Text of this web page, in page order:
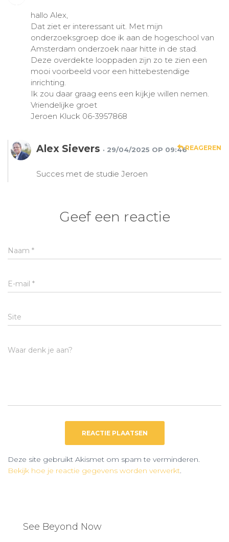
hallo Alex,
Dat ziet er interessant uit. Met mijn
onderzoeksgroep doe ik aan de hogeschool van
Amsterdam onderzoek naar hitte in de stad.
Deze overdekte looppaden zijn zo te zien een
mooi voorbeeld voor een hittebestendige
inrichting.
Ik zou daar graag eens een kijkje willen nemen.
Vriendelijke groet
Jeroen Kluck 06-3957868
Alex Sievers · 29/04/2025 OP 09:46
Succes met de studie Jeroen
REAGEREN
Geef een reactie
Naam *
E-mail *
Site
Waar denk je aan?
Deze site gebruikt Akismet om spam te verminderen.
Bekijk hoe je reactie gegevens worden verwerkt
See Beyond Now